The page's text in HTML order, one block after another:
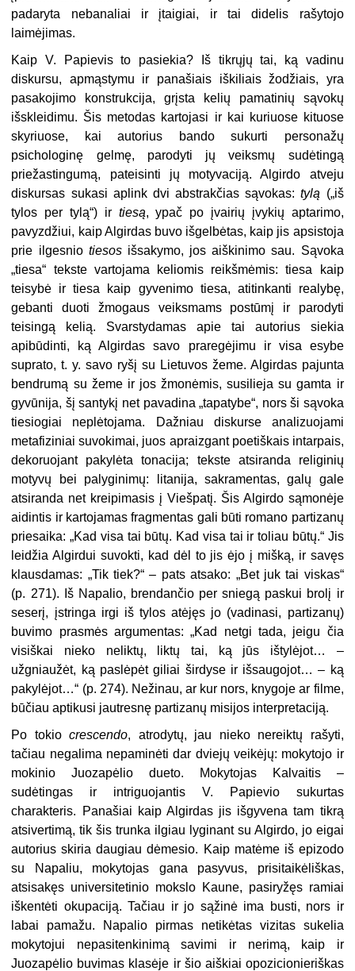
padaryta nebanaliai ir įtaigiai, ir tai didelis rašytojo
laimėjimas.
Kaip V. Papievis to pasiekia? Iš tikrųjų tai, ką vadinu
diskursu, apmąstymu ir panašiais iškiliais žodžiais, yra
pasakojimo konstrukcija, grįsta kelių pamatinių sąvokų
išskleidimu. Šis metodas kartojasi ir kai kuriuose kituose
skyriuose, kai autorius bando sukurti personažų
psichologinę gelmę, parodyti jų veiksmų sudėtingą
priežastingumą, pateisinti jų motyvaciją. Algirdo atveju
diskursas sukasi aplink dvi abstrakčias sąvokas:tylą („iš
tylos per tylą“) ir tiesą, ypač po įvairių įvykių aptarimo,
pavyzdžiui, kaip Algirdas buvo išgelbėtas, kaip jis apsistoja
prie ilgesnio tiesos išsakymo, jos aiškinimo sau. Sąvoka
„tiesa“ tekste vartojama keliomis reikšmėmis: tiesa kaip
teisybė ir tiesa kaip gyvenimo tiesa, atitinkanti realybę,
gebanti duoti žmogaus veiksmams postūmį ir parodyti
teisingą kelią. Svarstydamas apie tai autorius siekia
apibūdinti, ką Algirdas savo praregėjimu ir visa esybe
suprato, t. y. savo ryšį su Lietuvos žeme. Algirdas pajunta
bendrumą su žeme ir jos žmonėmis, susilieja su gamta ir
gyvūnija, šį santykį net pavadina „tapatybe“, nors ši sąvoka
tiesiogiai neplėtojama. Dažniau diskurse analizuojami
metafiziniai suvokimai, juos apraizgant poetiškais intarpais,
dekoruojant pakylėta tonacija; tekste atsiranda religinių
motyvų bei palyginimų: litanija, sakramentas, galų gale
atsiranda net kreipimasis į Viešpatį. Šis Algirdo sąmonėje
aidintis ir kartojamas fragmentas gali būti romano partizanų
priesaika: „Kad visa tai būtų. Kad visa tai ir toliau būtų.“ Jis
leidžia Algirdui suvokti, kad dėl to jis ėjo į mišką, ir savęs
klausdamas: „Tik tiek?“ – pats atsako: „Bet juk tai viskas“
(p. 271). Iš Napalio, brendančio per sniegą paskui brolį ir
seserį, įstringa irgi iš tylos atėjęs jo (vadinasi, partizanų)
buvimo prasmės argumentas: „Kad netgi tada, jeigu čia
visiškai nieko neliktų, liktų tai, ką jūs ištylėjot… –
užgniaužėt, ką paslėpėt giliai širdyse ir išsaugojot… – ką
pakylėjot…“ (p. 274). Nežinau, ar kur nors, knygoje ar filme,
būčiau aptikusi jautresnę partizanų misijos interpretaciją.
Po tokiocrescendo, atrodytų, jau nieko nereiktų rašyti,
tačiau negalima nepaminėti dar dviejų veikėjų: mokytojo ir
mokinio Juozapėlio dueto. Mokytojas Kalvaitis –
sudėtingas ir intriguojantis V. Papievio sukurtas
charakteris. Panašiai kaip Algirdas jis išgyvena tam tikrą
atsivertimą, tik šis trunka ilgiau lyginant su Algirdo, jo eigai
autorius skiria daugiau dėmesio. Kaip matėme iš epizodo
su Napaliu, mokytojas gana pasyvus, prisitaikėliškas,
atsisakęs universitetinio mokslo Kaune, pasiryžęs ramiai
iškentėti okupaciją. Tačiau ir jo sąžinė ima busti, nors ir
labai pamažu. Napalio pirmas netikėtas vizitas sukelia
mokytojui nepasitenkinimą savimi ir nerimą, kaip ir
Juozapėlio buvimas klasėje ir šio aiškiai opozicionieriškas